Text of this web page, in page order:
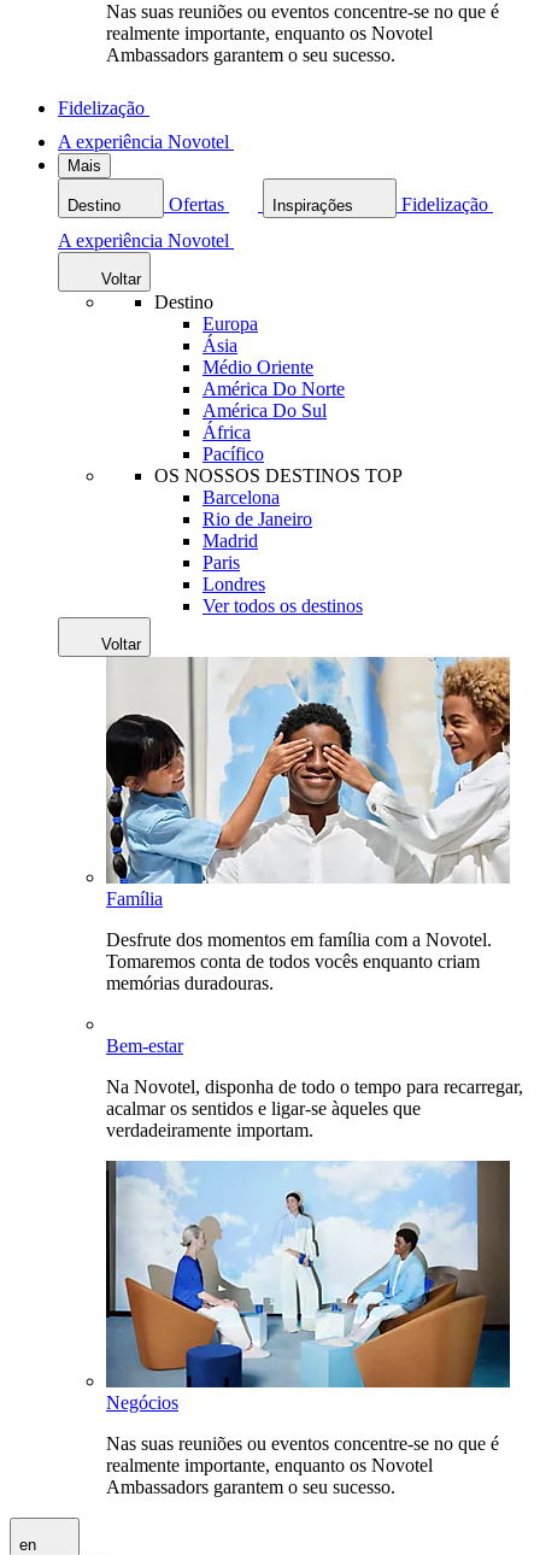
Nas suas reuniões ou eventos concentre-se no que é
realmente importante, enquanto os Novotel
Ambassadors garantem o seu sucesso.
Fidelização
A experiência Novotel
Mais
Destino Ofertas Inspirações
Fidelização
A experiência Novotel
Voltar
Destino
Europa
Ásia
Médio Oriente
América Do Norte
América Do Sul
África
Pacífico
OS NOSSOS DESTINOS TOP
Barcelona
Rio de Janeiro
Madrid
Paris
Londres
Ver todos os destinos
Voltar
Família
Desfrute dos momentos em família com a Novotel.
Tomaremos conta de todos vocês enquanto criam
memórias duradouras.
Bem-estar
Na Novotel, disponha de todo o tempo para recarregar,
acalmar os sentidos e ligar-se àqueles que
verdadeiramente importam.
Negócios
Nas suas reuniões ou eventos concentre-se no que é
realmente importante, enquanto os Novotel
Ambassadors garantem o seu sucesso.
en